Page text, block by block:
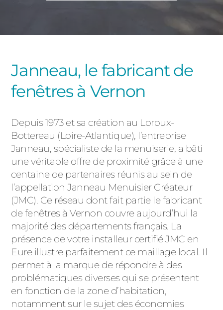
Janneau, le fabricant de
fenêtres à Vernon
Depuis 1973 et sa création au Loroux-
Bottereau (Loire-Atlantique), l’entreprise
Janneau, spécialiste de la menuiserie, a bâti
une véritable offre de proximité grâce à une
centaine de partenaires réunis au sein de
l’appellation Janneau Menuisier Créateur
(JMC). Ce réseau dont fait partie le fabricant
de fenêtres à Vernon couvre aujourd’hui la
majorité des départements français. La
présence de votre installeur certifié JMC en
Eure illustre parfaitement ce maillage local. Il
permet à la marque de répondre à des
problématiques diverses qui se présentent
en fonction de la zone d’habitation,
notamment sur le sujet des économies
ALUMINIUM
ACIER
CARPORTS